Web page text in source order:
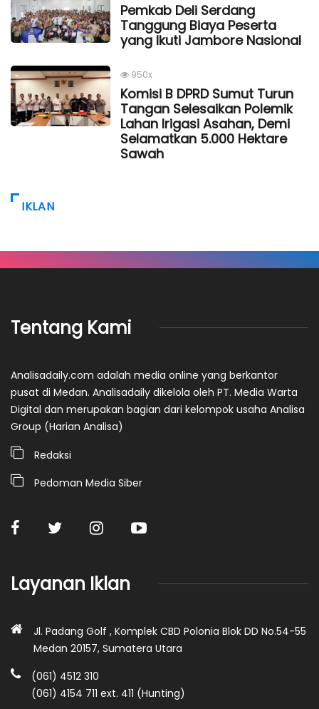
Pemkab Deli Serdang
Tanggung Biaya Peserta
yang Ikuti Jambore Nasional
950x
Komisi B DPRD Sumut Turun
Tangan Selesaikan Polemik
Lahan Irigasi Asahan, Demi
Selamatkan 5.000 Hektare
Sawah
IKLAN
Tentang Kami
Analisadaily.com adalah media online yang berkantor
pusat di Medan. Analisadaily dikelola oleh PT. Media Warta
Digital dan merupakan bagian dari kelompok usaha Analisa
Group (Harian Analisa)
Redaksi
Pedoman Media Siber
Layanan Iklan
Jl. Padang Golf , Komplek CBD Polonia Blok DD No.54-55
Medan 20157, Sumatera Utara
(061) 4512 310
(061) 4154 711 ext. 411 (Hunting)